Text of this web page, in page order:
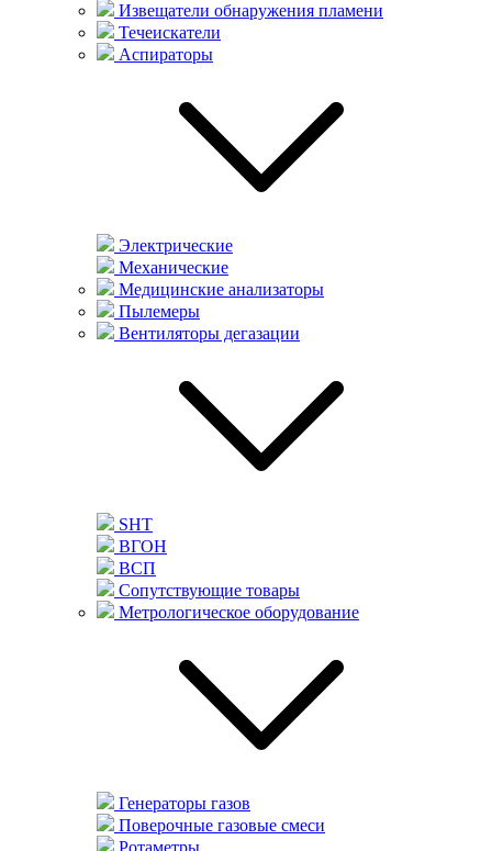
Извещатели обнаружения пламени
Течеискатели
Аспираторы
Электрические
Механические
Медицинские анализаторы
Пылемеры
Вентиляторы дегазации
SHT
ВГОН
ВСП
Сопутствующие товары
Метрологическое оборудование
Генераторы газов
Поверочные газовые смеси
Ротаметры